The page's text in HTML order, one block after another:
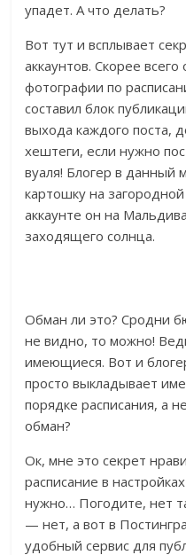
упадет. А что делать?
Вот тут и всплывает
аккаунтов. Скорее
фотографии по
составил блок
выхода каждого поста,
хештеги, если нужно
вуаля! Блогер в данный
картошку на
аккаунте он на
заходящего солнца.
Обман ли это? Сродни
не видно, то можно!
имеющиеся. Вот и
просто выкладывает
порядке расписания, а
обман?
Ок, мне это секрет
расписание в
нужно… Погодите, нет
— нет, а вот в
удобный сервис для